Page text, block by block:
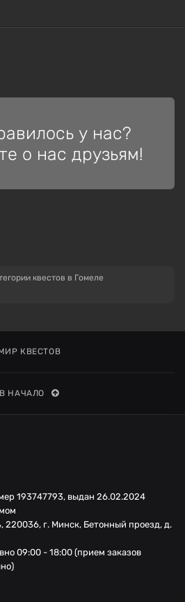
у нас?
о нас друзьям!
квестов в Гомеле
КВЕСТОВ
В НАЧАЛО
193747793, выдан 26.02.2024
220036, г. Минск, Бетонный проезд, д.
09:00 - 18:00 (прием заказов